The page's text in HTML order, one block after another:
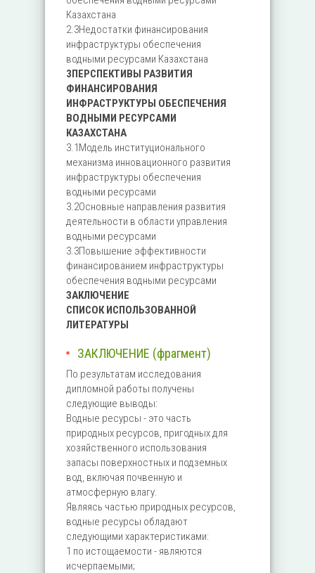
Казахстана
2.3Недостатки финансирования
инфраструктуры обеспечения
водными ресурсами Казахстана
3ПЕРСПЕКТИВЫ РАЗВИТИЯ
ФИНАНСИРОВАНИЯ
ИНФРАСТРУКТУРЫ ОБЕСПЕЧЕНИЯ
ВОДНЫМИ РЕСУРСАМИ
КАЗАХСТАНА
3.1Модель институционального
механизма инновационного развития
инфраструктуры обеспечения
водными ресурсами
3.2Основные направления развития
деятельности в области управления
водными ресурсами
3.3Повышение эффективности
финансированием инфраструктуры
обеспечения водными ресурсами
ЗАКЛЮЧЕНИЕ
СПИСОК ИСПОЛЬЗОВАННОЙ
ЛИТЕРАТУРЫ
ЗАКЛЮЧЕНИЕ (фрагмент)
По результатам исследования
дипломной работы получены
следующие выводы:
Водные ресурсы - это часть
природных ресурсов, пригодных для
хозяйственного использования
запасы поверхностных и подземных
вод, включая почвенную и
атмосферную влагу.
Являясь частью природных ресурсов,
водные ресурсы обладают
следующими характеристиками:
1 по истощаемости - являются
исчерпаемыми;